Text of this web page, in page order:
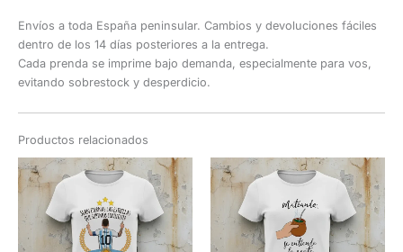
Envíos a toda España peninsular. Cambios y devoluciones fáciles
dentro de los 14 días posteriores a la entrega.
Cada prenda se imprime bajo demanda, especialmente para vos,
evitando sobrestock y desperdicio.
Productos relacionados